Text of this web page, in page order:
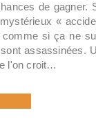
de gagner.
«
si ça ne
assassinées.
l'on croit…